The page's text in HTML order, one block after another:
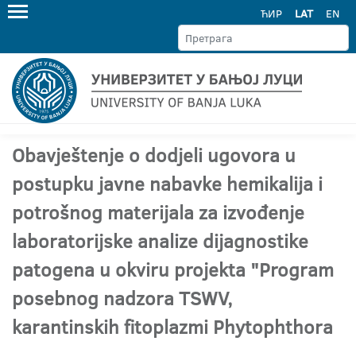
ЋИР LAT EN
Obavještenje o dodjeli ugovora u
postupku javne nabavke hemikalija i
potrošnog materijala za izvođenje
laboratorijske analize dijagnostike
patogena u okviru projekta "Program
posebnog nadzora TSWV,
karantinskih fitoplazmi Phytophthora